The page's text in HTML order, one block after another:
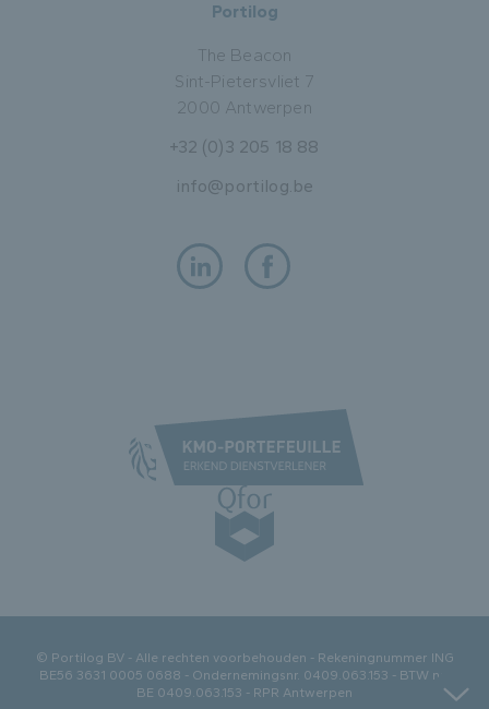
Portilog
The Beacon
Sint-Pietersvliet 7
2000 Antwerpen
+32 (0)3 205 18 88
info@portilog.be
© Portilog BV - Alle rechten voorbehouden - Rekeningnummer ING
BE56 3631 0005 0688 - Ondernemingsnr. 0409.063.153 - BTW nr.:
BE 0409.063.153 - RPR Antwerpen